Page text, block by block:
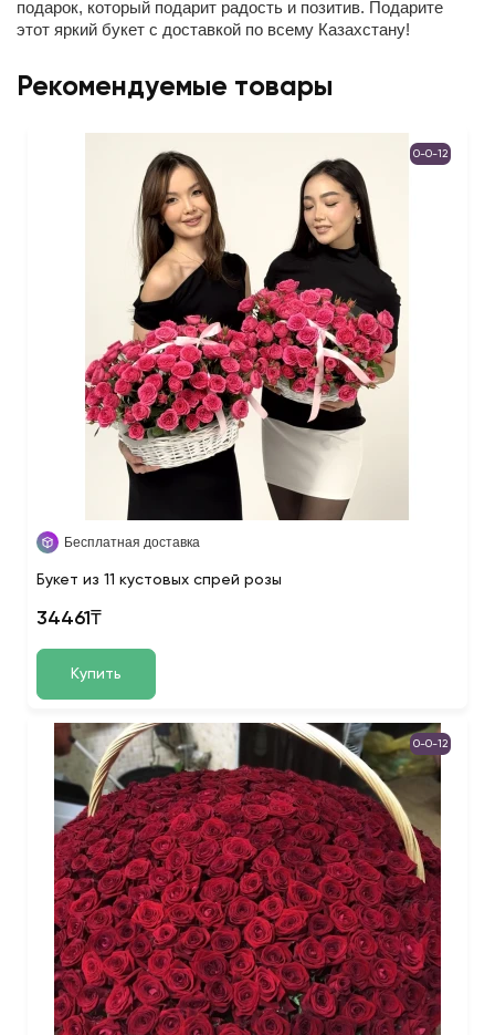
подарок, который подарит радость и позитив. Подарите
этот яркий букет с доставкой по всему Казахстану!
Рекомендуемые товары
0-0-12
Бесплатная доставка
Букет из 11 кустовых спрей розы
34461₸
Купить
0-0-12